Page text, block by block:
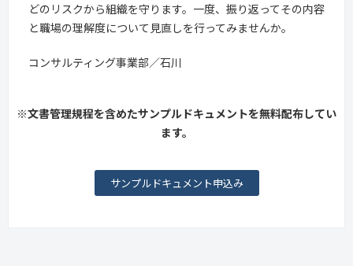
どのリスクから組織を守ります。一度、振り返ってその内容
と職場の理解度について見直しを行ってみませんか。
コンサルティング事業部／石川
※文書管理規程を含めたサンプルドキュメントを無料配布してい
ます。
サンプルドキュメント申込み